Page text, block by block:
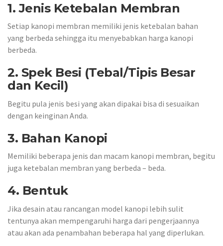
1. Jenis Ketebalan Membran
Setiap kanopi membran memiliki jenis ketebalan bahan
yang berbeda sehingga itu menyebabkan harga kanopi
berbeda.
2. Spek Besi (Tebal/Tipis Besar
dan Kecil)
Begitu pula jenis besi yang akan dipakai bisa di sesuaikan
dengan keinginan Anda.
3. Bahan Kanopi
Memiliki beberapa jenis dan macam kanopi membran, begitu
juga ketebalan membran yang berbeda – beda.
4. Bentuk
Jika desain atau rancangan model kanopi lebih sulit
tentunya akan mempengaruhi harga dari pengerjaannya
atau akan ada penambahan beberapa hal yang diperlukan.